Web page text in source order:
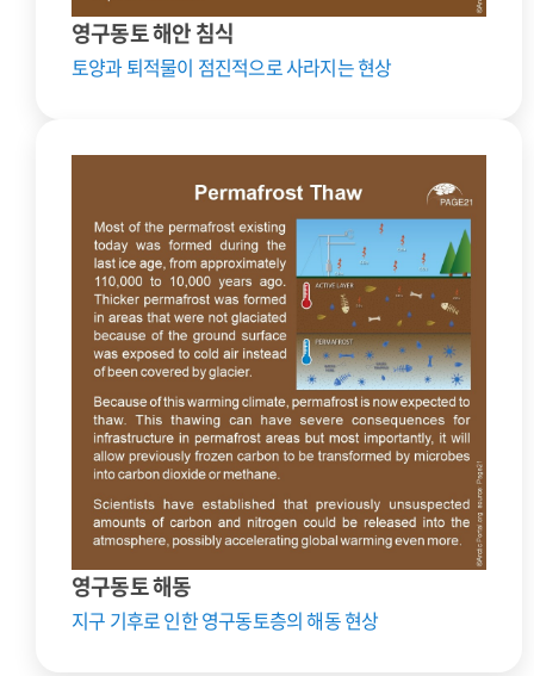
영구동토 해안 침식
토양과 퇴적물이 점진적으로 사라지는 현상
영구동토 해동
지구 기후로 인한 영구동토층의 해동 현상